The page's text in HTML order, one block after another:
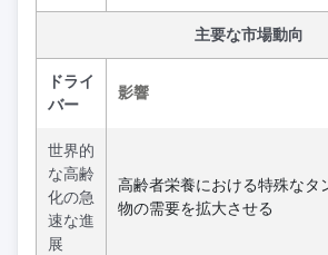
主要な市場動向
ドライ
バー
影響
世界的
な高齢
化の急
速な進
展
高齢者栄養における特殊なタ
物の需要を拡大させる